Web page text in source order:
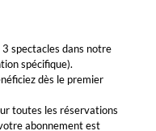
spectacles dans notre
spécifique).
dès le premier
toutes les réservations
abonnement est